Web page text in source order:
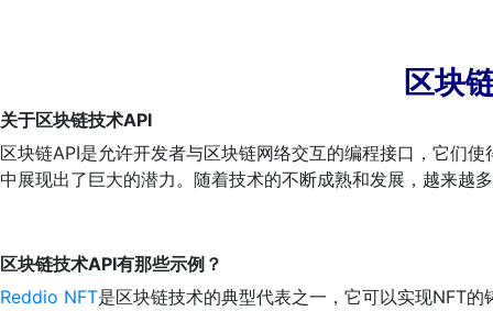
区块
关于区块链技术API
区块链API是允许开发者与区块链网络交互的编程接口，它们
中展现出了巨大的潜力。随着技术的不断成熟和发展，越来越
区块链技术API有那些示例？
Reddio NFT是区块链技术的典型代表之一，它可以实现NFT